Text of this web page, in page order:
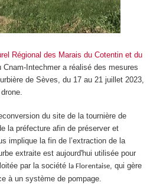
Régional des Marais du Cotentin et du
Cnam-Intechmer a réalisé des mesures
de Sèves, du 17 au 21 juillet 2023,
du site de la tournière de
la préfecture afin de préserver et
implique la fin de l’extraction de la
extraite est aujourd'hui utilisée pour
par la société la Florentaise, qui gère
à un système de pompage.